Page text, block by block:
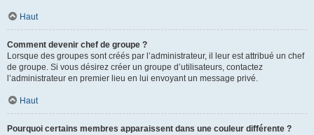
Haut
Comment devenir chef de groupe ?
Lorsque des groupes sont créés par l’administrateur, il leur est attribué un chef
de groupe. Si vous désirez créer un groupe d’utilisateurs, contactez
l’administrateur en premier lieu en lui envoyant un message privé.
Haut
Pourquoi certains membres apparaissent dans une couleur différente ?